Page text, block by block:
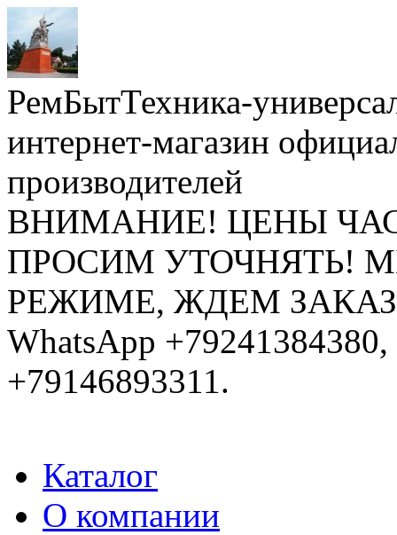
РемБытТехника-
интернет-магазин
производителей
ВНИМАНИЕ! ЦЕНЫ
ПРОСИМ УТОЧНЯТЬ!
РЕЖИМЕ, ЖДЕМ ЗАКАЗЫ:
WhatsApp
+79146893311.
Каталог
О компании